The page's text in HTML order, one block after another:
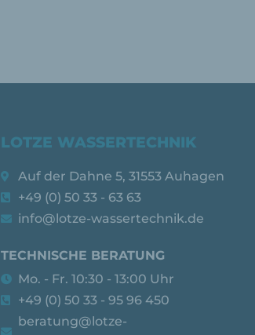
LOTZE WASSERTECHNIK
Auf der Dahne 5, 31553 Auhagen
+49 (0) 50 33 - 63 63
info@lotze-wassertechnik.de
TECHNISCHE BERATUNG
Mo. - Fr. 10:30 - 13:00 Uhr
+49 (0) 50 33 - 95 96 450
beratung@lotze-